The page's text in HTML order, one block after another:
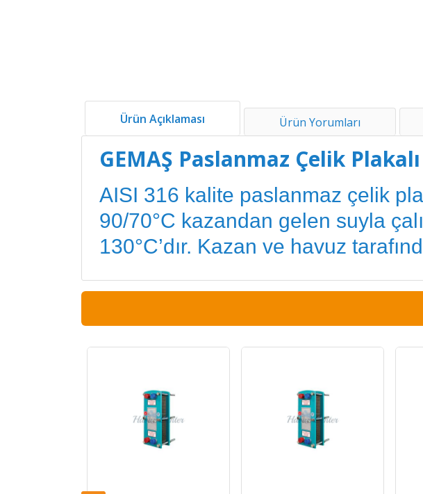
Ürün Açıklaması Ürün Yorumları
GEMAŞ Paslanmaz Çelik
AISI 316 kalite paslanmaz çelik
90/70°C kazandan gelen suyla
130°C’dır. Kazan ve havuz